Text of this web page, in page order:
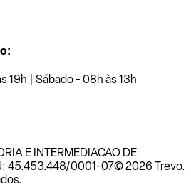
19h | Sábado - 08h às 13h
E INTERMEDIACAO DE
45.453.448/0001-07© 2026 Trevo.